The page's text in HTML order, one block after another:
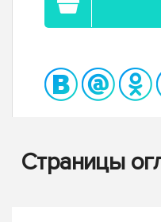
Страницы